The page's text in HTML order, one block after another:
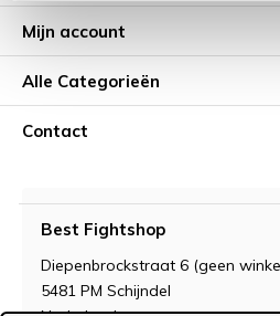
Mijn account
Alle Categorieën
Contact
Best Fightshop
Diepenbrockstraat 6 (geen
5481 PM Schijndel